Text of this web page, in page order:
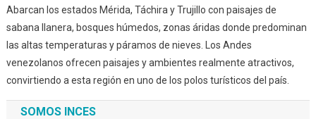
Abarcan los estados Mérida, Táchira y Trujillo con paisajes de
sabana llanera, bosques húmedos, zonas áridas donde predominan
las altas temperaturas y páramos de nieves. Los Andes
venezolanos ofrecen paisajes y ambientes realmente atractivos,
convirtiendo a esta región en uno de los polos turísticos del país.
SOMOS INCES